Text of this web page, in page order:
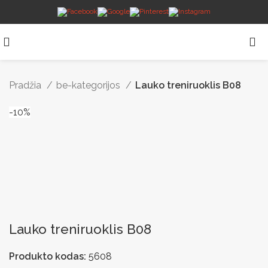
Pradžia be-kategorijos Lauko treniruoklis B08
-10%
Lauko treniruoklis B08
Produkto kodas: 5608